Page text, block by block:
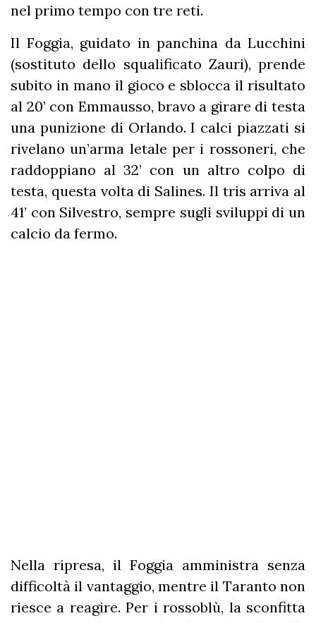
nel primo tempo con tre reti.
Il Foggia, guidato in panchina da Lucchini
(sostituto dello squalificato Zauri), prende
subito in mano il gioco e sblocca il risultato
al 20’ con Emmausso, bravo a girare di testa
una punizione di Orlando. I calci piazzati si
rivelano un’arma letale per i rossoneri, che
raddoppiano al 32’ con un altro colpo di
testa, questa volta di Salines. Il tris arriva al
41’ con Silvestro, sempre sugli sviluppi di un
calcio da fermo.
Nella ripresa, il Foggia amministra senza
difficoltà il vantaggio, mentre il Taranto non
riesce a reagire. Per i rossoblù, la sconfitta